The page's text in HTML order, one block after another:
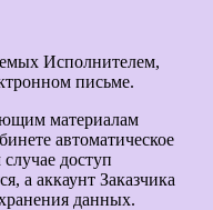
Исполнителем,
письме.
материалам
автоматическое
доступ
а аккаунт Заказчика
данных.